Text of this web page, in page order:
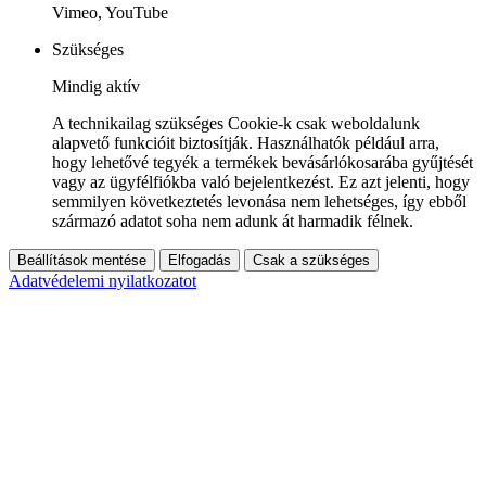
Vimeo, YouTube
Szükséges
Mindig aktív
A technikailag szükséges Cookie-k csak weboldalunk
alapvető funkcióit biztosítják. Használhatók például arra,
hogy lehetővé tegyék a termékek bevásárlókosarába gyűjtését
vagy az ügyfélfiókba való bejelentkezést. Ez azt jelenti, hogy
semmilyen következtetés levonása nem lehetséges, így ebből
származó adatot soha nem adunk át harmadik félnek.
Beállítások mentése Elfogadás Csak a szükséges
Adatvédelemi nyilatkozatot